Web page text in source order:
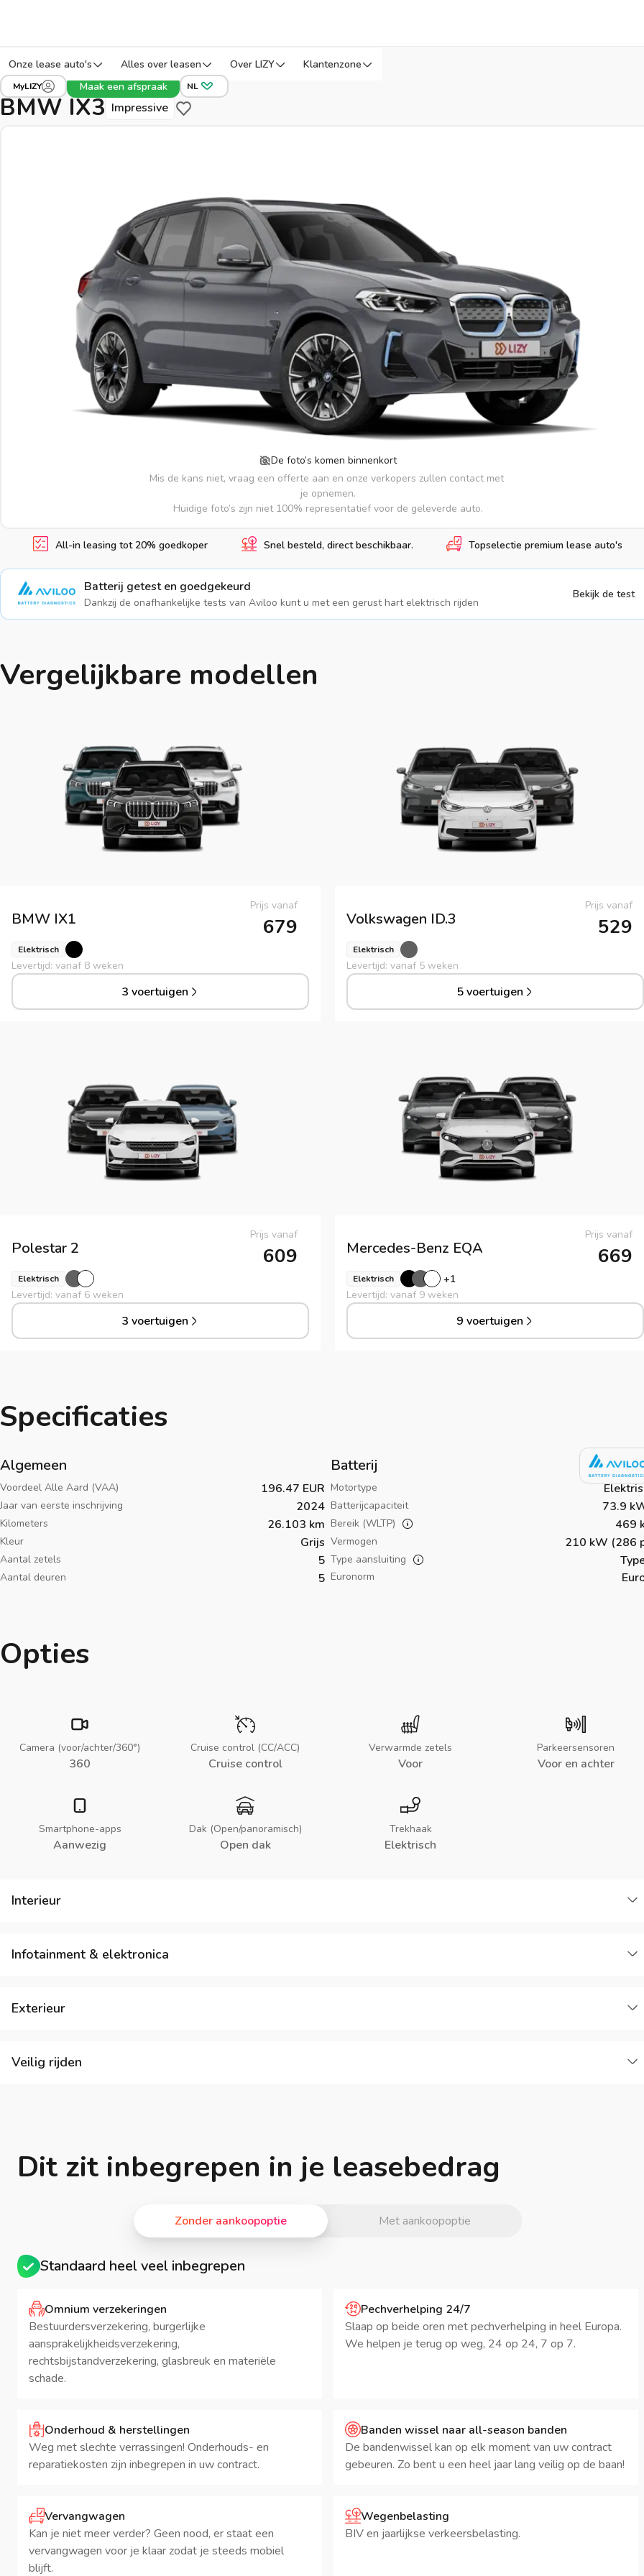
Onze lease auto's Alles over leasen Over LIZY Klantenzone
MyLIZY Maak een afspraak NL
Alle voertuigen IX3
BMW IX3 Impressive Bewaar voor later
De foto’s komen binnenkort
Mis de kans niet, vraag een offerte aan en onze verkopers zullen contact met
je opnemen.
Huidige foto’s zijn niet 100% representatief voor de geleverde auto.
Batterij getest en goedgekeurd
Dankzij de onafhankelijke tests van Aviloo kunt u met een gerust hart elektrisch rijden
Bekijk de test
All-in leasing tot 20% goedkoper Snel besteld, direct beschikbaar. Topselectie premium lease auto's
Vergelijkbare modellen
BMW IX1
Prijs vanaf
679
Elektrisch
Levertijd: vanaf 8 weken
3 voertuigen
Volkswagen ID.3
Prijs vanaf
529
Elektrisch
Levertijd: vanaf 5 weken
5 voertuigen
Polestar 2
Prijs vanaf
609
Elektrisch
Levertijd: vanaf 6 weken
3 voertuigen
Mercedes-Benz EQA
Prijs vanaf
669
Elektrisch +1
Levertijd: vanaf 9 weken
9 voertuigen
Specificaties
Algemeen
Voordeel Alle Aard (VAA) 196.47 EUR
Jaar van eerste inschrijving 2024
Kilometers 26.103 km
Kleur Grijs
Aantal zetels 5
Aantal deuren 5
Batterij
Motortype
Batterijcapaciteit 73.9
Bereik (WLTP) 469
Vermogen 210 kW (286
Type aansluiting
Euronorm
Opties
Camera (voor/achter/360°)
360
Cruise control (CC/ACC)
Cruise control
Verwarmde zetels
Voor
Parkeersensoren
Voor en achter
Smartphone-apps
Aanwezig
Dak (Open/panoramisch)
Open dak
Trekhaak
Elektrisch
Interieur
Infotainment & elektronica
Exterieur
Veilig rijden
Dit zit inbegrepen in je leasebedrag
Met aankoopoptie
Zonder aankoopoptie
Standaard heel veel inbegrepen
Omnium verzekeringen
Bestuurdersverzekering, burgerlijke
aansprakelijkheidsverzekering,
rechtsbijstandverzekering, glasbreuk en materiële
schade.
Pechverhelping 24/7
Slaap op beide oren met pechverhelping in heel Europa.
We helpen je terug op weg, 24 op 24, 7 op 7.
Onderhoud & herstellingen
Weg met slechte verrassingen! Onderhouds- en
reparatiekosten zijn inbegrepen in uw contract.
Banden wissel naar all-season banden
De bandenwissel kan op elk moment van uw contract
gebeuren. Zo bent u een heel jaar lang veilig op de baan!
Vervangwagen
Kan je niet meer verder? Geen nood, er staat een
vervangwagen voor je klaar zodat je steeds mobiel
blijft.
Wegenbelasting
BIV en jaarlijkse verkeersbelasting.